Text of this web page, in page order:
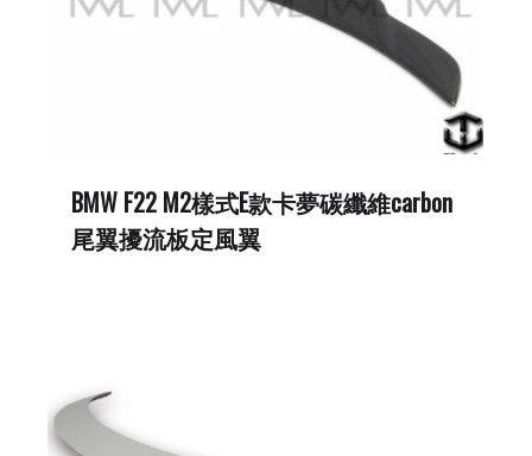
BMW F22 M2樣式E款卡夢碳纖維carbon
尾翼擾流板定風翼